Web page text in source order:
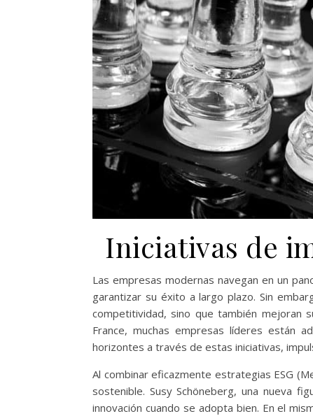
Iniciativas de
Las empresas modernas navegan en un
garantizar su éxito a largo plazo. Sin
competitividad, sino que también mejoran
France, muchas empresas líderes están
horizontes a través de estas iniciativas,
Al combinar eficazmente estrategias ESG
sostenible. Susy Schöneberg, una nueva
innovación cuando se adopta bien. En el